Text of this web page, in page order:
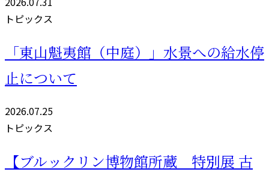
トピックス
「東山魁夷館（中庭）」水景への給水停
止について
2026.07.25
トピックス
【ブルックリン博物館所蔵 特別展 古